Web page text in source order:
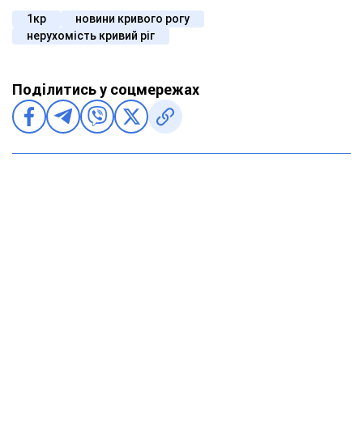
1кр
новини кривого рогу
нерухомість кривий ріг
Поділитись у соцмережах